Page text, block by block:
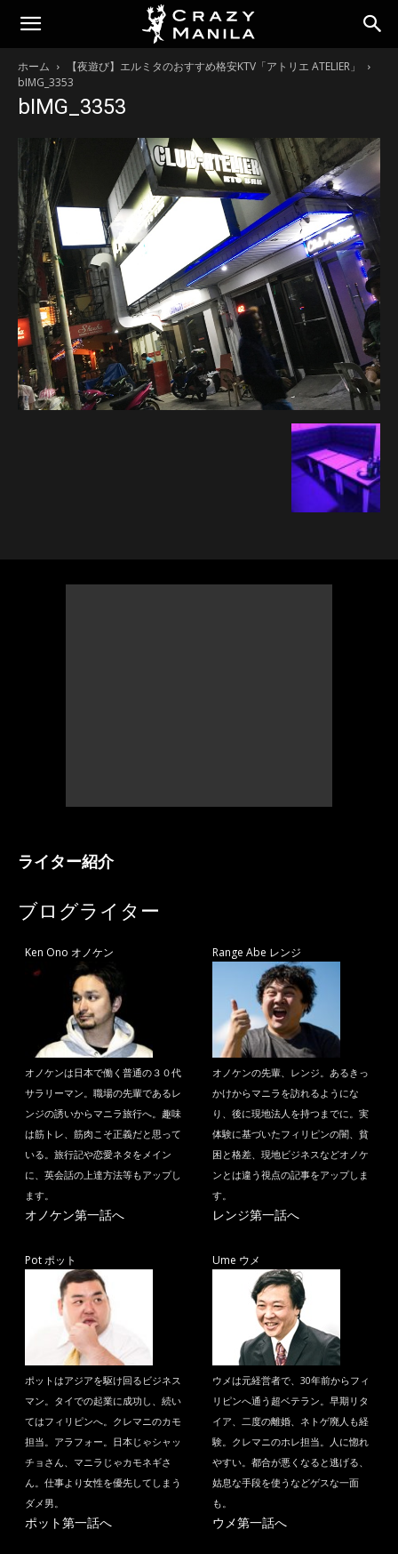
ホーム
【夜遊び】エルミタのおすすめ格安KTV「アトリエ ATELIER」
bIMG_3353
bIMG_3353
ライター紹介
ブログライター
Ken Ono オノケン
オノケンは日本で働く普通の３０代
サラリーマン。職場の先輩であるレ
ンジの誘いからマニラ旅行へ。趣味
は筋トレ、筋肉こそ正義だと思って
いる。旅行記や恋愛ネタをメイン
に、英会話の上達方法等もアップし
ます。
オノケン第一話へ
Range Abe レンジ
オノケンの先輩、レンジ。あるきっ
かけからマニラを訪れるようにな
り、後に現地法人を持つまでに。実
体験に基づいたフィリピンの闇、貧
困と格差、現地ビジネスなどオノケ
ンとは違う視点の記事をアップしま
す。
レンジ第一話へ
Pot ポット
ポットはアジアを駆け回るビジネス
マン。タイでの起業に成功し、続い
てはフィリピンへ。クレマニのカモ
担当。アラフォー。日本じゃシャッ
チョさん、マニラじゃカモネギさ
ん。仕事より女性を優先してしまう
ダメ男。
ポット第一話へ
Ume ウメ
ウメは元経営者で、30年前からフィ
リピンへ通う超ベテラン。早期リタ
イア、二度の離婚、ネトゲ廃人も経
験。クレマニのホレ担当。人に惚れ
やすい。都合が悪くなると逃げる、
姑息な手段を使うなどゲスな一面
も。
ウメ第一話へ